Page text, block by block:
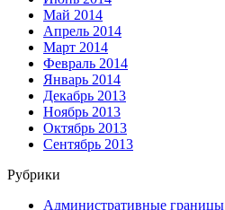
Май 2014
Апрель 2014
Март 2014
Февраль 2014
Январь 2014
Декабрь 2013
Ноябрь 2013
Октябрь 2013
Сентябрь 2013
Рубрики
Административные границы